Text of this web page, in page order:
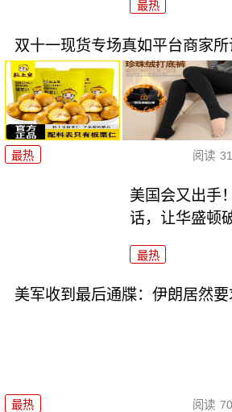
最热
双十一现货专场真如平台商家所
最热 阅读
美国会又出手
话，让华盛顿
最热
美军收到最后通牒：伊朗居然
最热 阅读